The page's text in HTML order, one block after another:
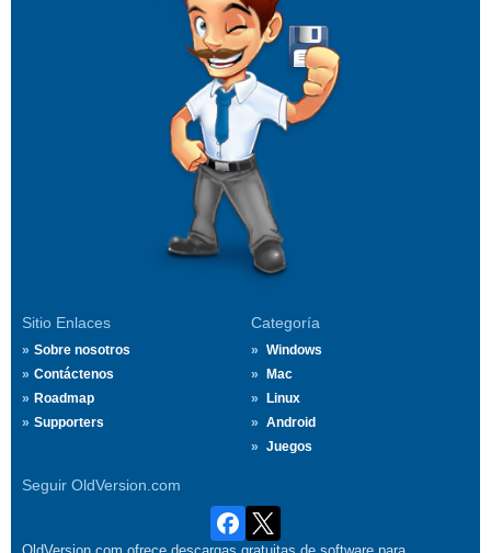
Sitio Enlaces
Sobre nosotros
Contáctenos
Roadmap
Supporters
Categoría
Windows
Mac
Linux
Android
Juegos
Seguir OldVersion.com